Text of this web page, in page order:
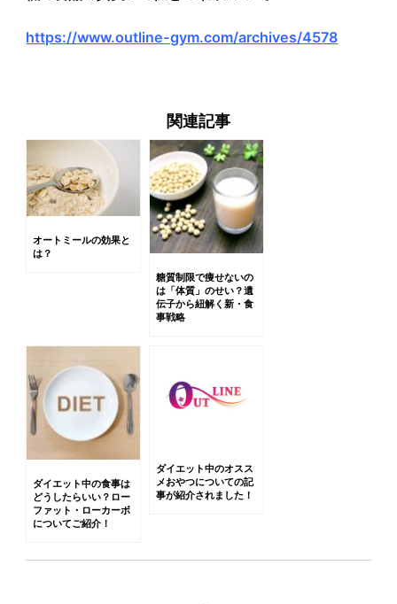
https://www.outline-gym.com/archives/4578
関連記事
オートミールの効果と
は？
糖質制限で痩せないの
は「体質」のせい？遺
伝子から紐解く新・食
事戦略
ダイエット中の食事は
どうしたらいい？ロー
ファット・ローカーボ
についてご紹介！
ダイエット中のオスス
メおやつについての記
事が紹介されました！